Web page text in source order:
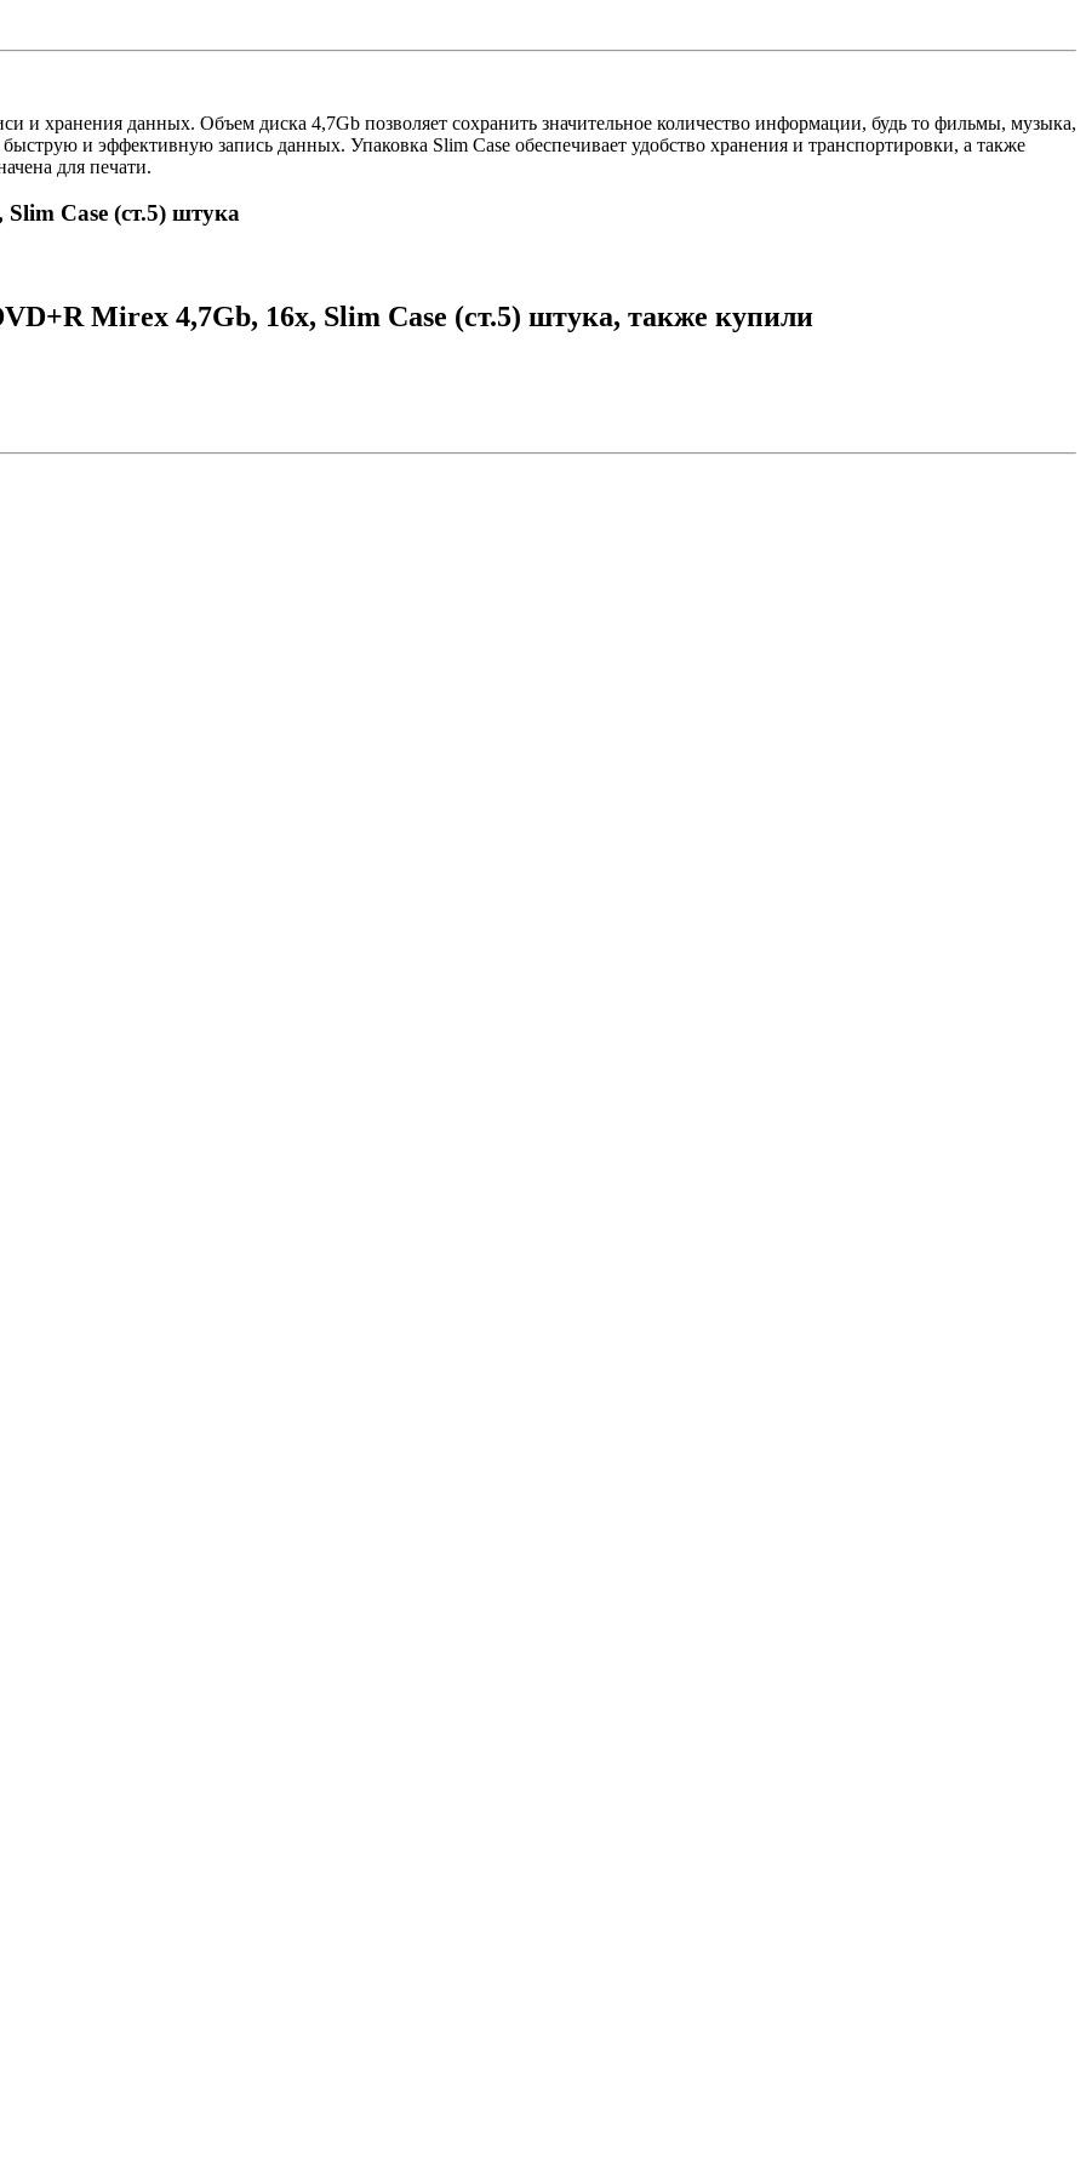
хранения данных. Объем диска 4,7Gb позволяет сохранить значительное количество информации, будь то фильмы, музыка,
и эффективную запись данных. Упаковка Slim Case обеспечивает удобство хранения и транспортировки, а также
для печати.
Case (ст.5) штука
Mirex 4,7Gb, 16x, Slim Case (ст.5) штука, также купили